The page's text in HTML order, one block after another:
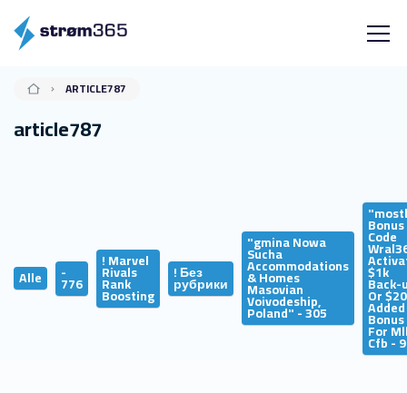
ARTICLE787
article787
Alle -776
! Marvel
Rivals
Rank
Boosting
! Без
рубрики
"gmina Nowa
Sucha
Accommodations
& Homes
Masovian
Voivodeship,
Poland" - 305
Bonus
Code
$1k
Back-
Or
Added
Bonus
For
Cfb -